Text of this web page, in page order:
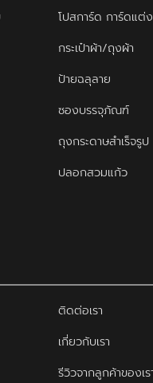
โปสการ์ด การ์ดแต่
กระเป๋าผ้า/ถุงผ้า
ป้ายฉลุลาย
ซองบรรจุภัณฑ์
ถุงกระดาษสำเร็จรูป
ปลอกสวมแก้ว
ติดต่อเรา
เกี่ยวกับเรา
รีวิวจากลูกค้าของเร